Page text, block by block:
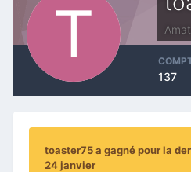
137
toaster75 a gagné pour la
24 janvier